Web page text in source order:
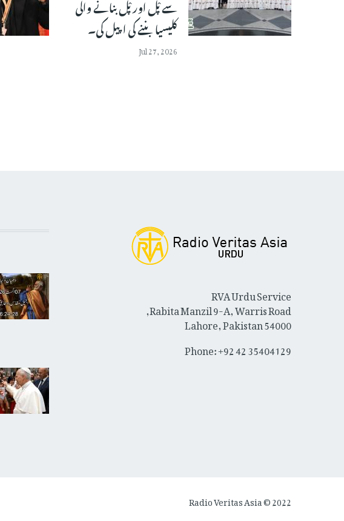
سے پْل اور پْل بنانے والی
کلیسیا بننے کی اپیل کی۔
Jul 27, 2026
RVA Urdu Service
Rabita Manzil 9-A, Warris Road,
Lahore, Pakistan 54000
Phone: +92 42 35404129
Radio Veritas Asia © 2022